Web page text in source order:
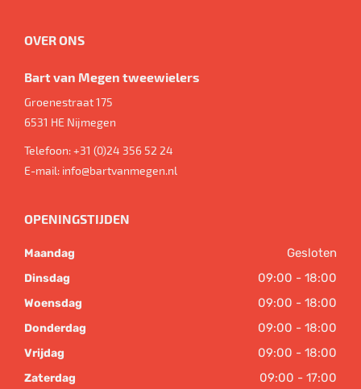
OVER ONS
Bart van Megen tweewielers
Groenestraat 175
6531 HE Nijmegen
Telefoon:+31 (0)24 356 52 24
E-mail: info@bartvanmegen.nl
OPENINGSTIJDEN
Maandag Gesloten
Dinsdag 09:00 - 18:00
Woensdag 09:00 - 18:00
Donderdag 09:00 - 18:00
Vrijdag 09:00 - 18:00
Zaterdag 09:00 - 17:00